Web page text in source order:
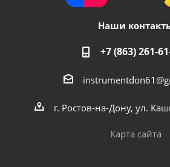
Наши
+7 (863) 261-
г. Ростов-на-Дону, ул.
Карта сайта